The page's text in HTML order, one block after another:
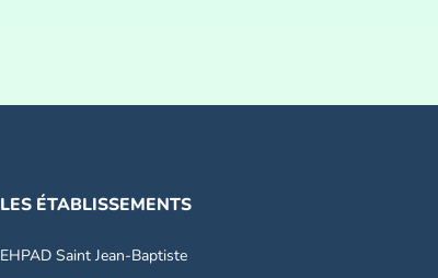
LES ÉTABLISSEMENTS
EHPAD Saint Jean-Baptiste